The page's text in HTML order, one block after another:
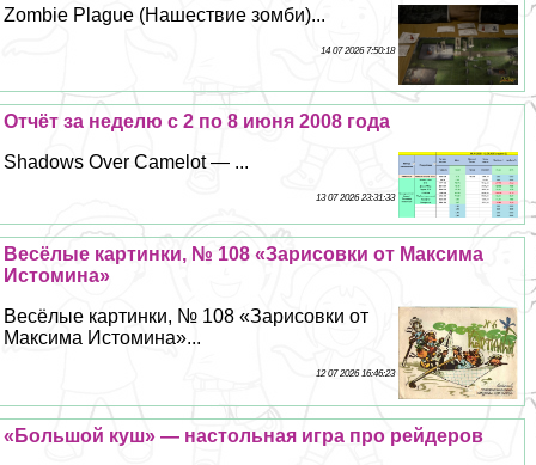
Zombie Plague (Нашествие зомби)...
14 07 2026 7:50:18
Отчёт за неделю с 2 по 8 июня 2008 года
Shadows Over Camelot — ...
13 07 2026 23:31:33
Весёлые картинки, № 108 «Зарисовки от Максима
Истомина»
Весёлые картинки, № 108 «Зарисовки от
Максима Истомина»...
12 07 2026 16:46:23
«Большой куш» — настольная игра про рейдеров